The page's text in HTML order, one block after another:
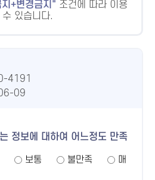
+변경금지
조건에 따라 이용
수 있습니다.
4191
09
정보에 대하여 어느정도 만족
보통 불만족
매